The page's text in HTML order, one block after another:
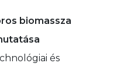
biomassza
és